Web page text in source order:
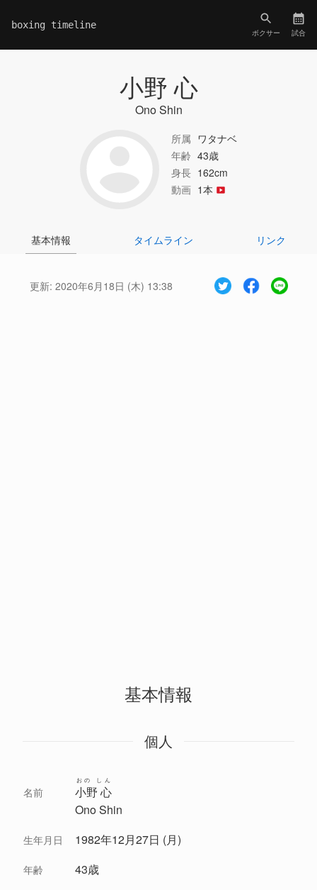
boxing timeline
ボクサー 試合
小野 心
Ono Shin
所属 ワタナベ
年齢 43歳
身長 162cm
動画 1本
基本情報 タイムライン リンク
更新: 2020年6月18日 (木) 13:38
基本情報
個人
名前 小野 心
おの しん
Ono Shin
生年月日 1982年12月27日 (月)
年齢 43歳